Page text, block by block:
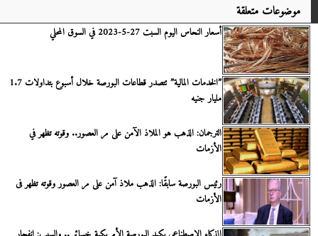
موضوعات متعلقة
أسعار النحاس اليوم السبت 27-5-2023 في السوق المحلي
”الخدمات المالية” تتصدر قطاعات البورصة خلال أسبوع بتداولات 1.7
مليار جنيه
الترجمان: الذهب هو الملاذ الآمن على مر العصور.. وقوته تظهر في
الأزمات
رئيس البورصة سابقًا: الذهب ملاذ آمن على مر العصور وقوته تظهر فى
الأزمات